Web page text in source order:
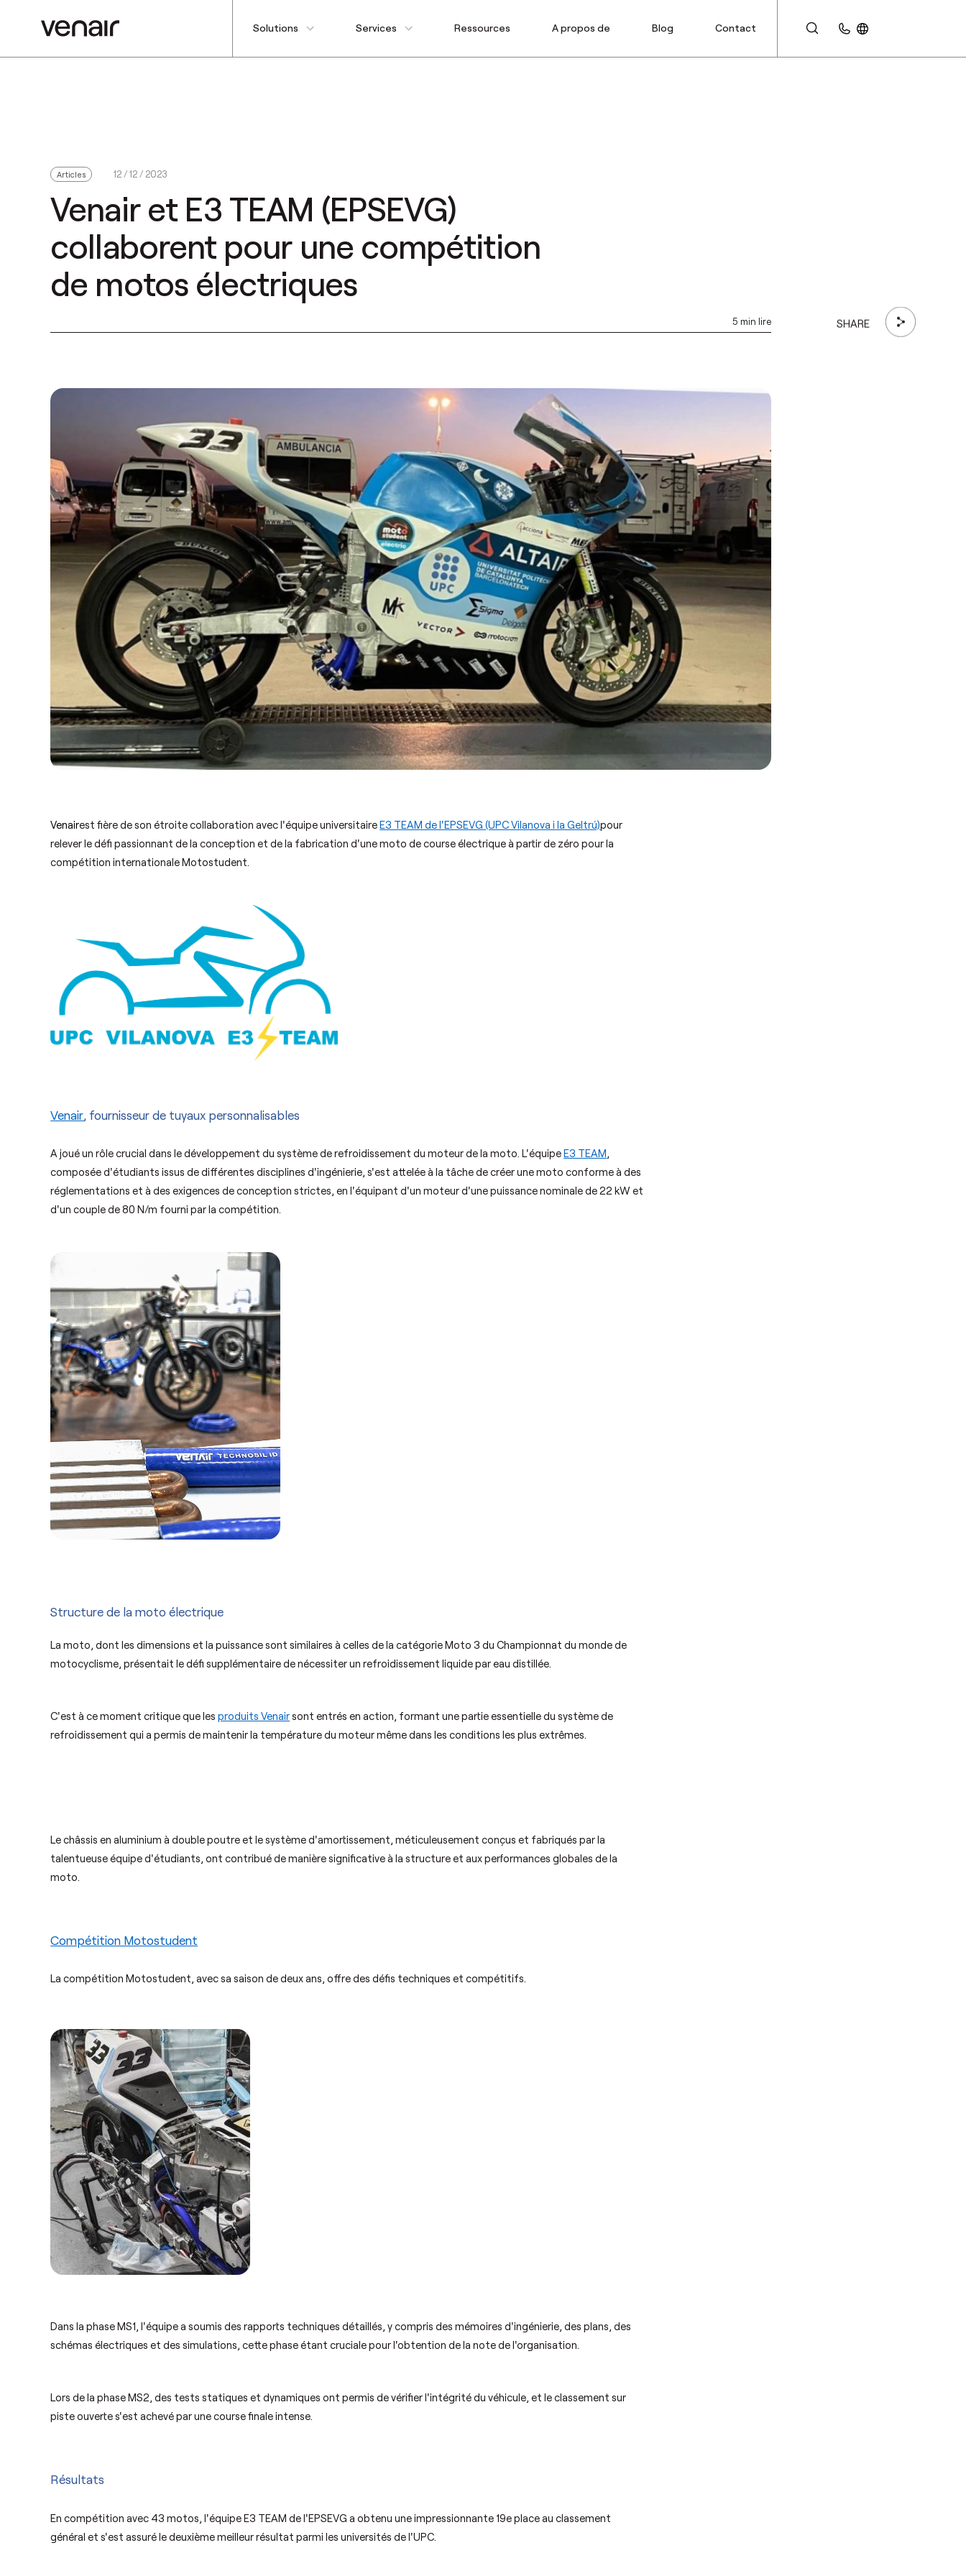
Solutions Services Ressources A propos de Blog Contact
Articles 12 / 12 / 2023
Venair et E3 TEAM (EPSEVG)
collaborent pour une compétition
de motos électriques
5 min lire SHARE
Venairest fière de son étroite collaboration avec l'équipe universitaireE3 TEAM de l'EPSEVG (UPC Vilanova i la Geltrú)pour
relever le défi passionnant de la conception et de la fabrication d'une moto de course électrique à partir de zéro pour la
compétition internationale Motostudent.
Venair, fournisseur de tuyaux personnalisables
A joué un rôle crucial dans le développement du système de refroidissement du moteur de la moto. L'équipeE3 TEAM,
composée d'étudiants issus de différentes disciplines d'ingénierie, s'est attelée à la tâche de créer une moto conforme à des
réglementations et à des exigences de conception strictes, en l'équipant d'un moteur d'une puissance nominale de 22 kW et
d'un couple de 80 N/m fourni par la compétition.
Structure de la moto électrique
La moto, dont les dimensions et la puissance sont similaires à celles de la catégorie Moto 3 du Championnat du monde de
motocyclisme, présentait le défi supplémentaire de nécessiter un refroidissement liquide par eau distillée.
C'est à ce moment critique que lesproduits Venairsont entrés en action, formant une partie essentielle du système de
refroidissement qui a permis de maintenir la température du moteur même dans les conditions les plus extrêmes.
Le châssis en aluminium à double poutre et le système d'amortissement, méticuleusement conçus et fabriqués par la
talentueuse équipe d'étudiants, ont contribué de manière significative à la structure et aux performances globales de la
moto.
Compétition Motostudent
La compétition Motostudent, avec sa saison de deux ans, offre des défis techniques et compétitifs.
Dans la phase MS1, l'équipe a soumis des rapports techniques détaillés, y compris des mémoires d'ingénierie, des plans, des
schémas électriques et des simulations, cette phase étant cruciale pour l'obtention de la note de l'organisation.
Lors de la phase MS2, des tests statiques et dynamiques ont permis de vérifier l'intégrité du véhicule, et le classement sur
piste ouverte s'est achevé par une course finale intense.
Résultats
En compétition avec 43 motos, l'équipe E3 TEAM de l'EPSEVG a obtenu une impressionnante 19e place au classement
général et s'est assuré le deuxième meilleur résultat parmi les universités de l'UPC.